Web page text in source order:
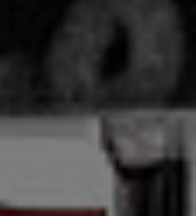
Gruber
& Co. KG
Winhöring,
Unterholzner-